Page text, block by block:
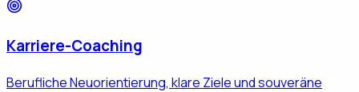
Karriere-Coaching
Berufliche Neuorientierung, klare Ziele und souveräne